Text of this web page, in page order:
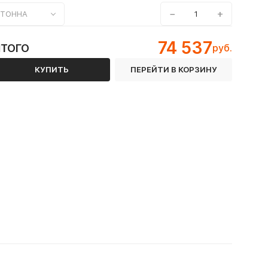
ТОННА − +
74 537руб.
КУПИТЬ ПЕРЕЙТИ В КОРЗИНУ